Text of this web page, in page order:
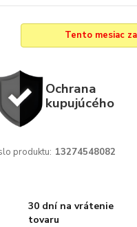
Tento mesiac
Ochrana
kupujúcého
produktu: 13274548082
30 dní na vrátenie
tovaru